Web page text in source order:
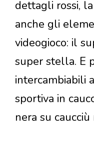
dettagli rossi,
anche gli
videogioco: il
super stella. E
intercambiabili
sportiva in
nera su caucciù